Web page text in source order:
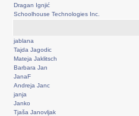
Dragan Ignjić
Schoolhouse Technologies Inc.
jablana
Tajda Jagodic
Mateja Jaklitsch
Barbara Jan
JanaF
Andreja Janc
janja
Janko
Tjaša Janovljak